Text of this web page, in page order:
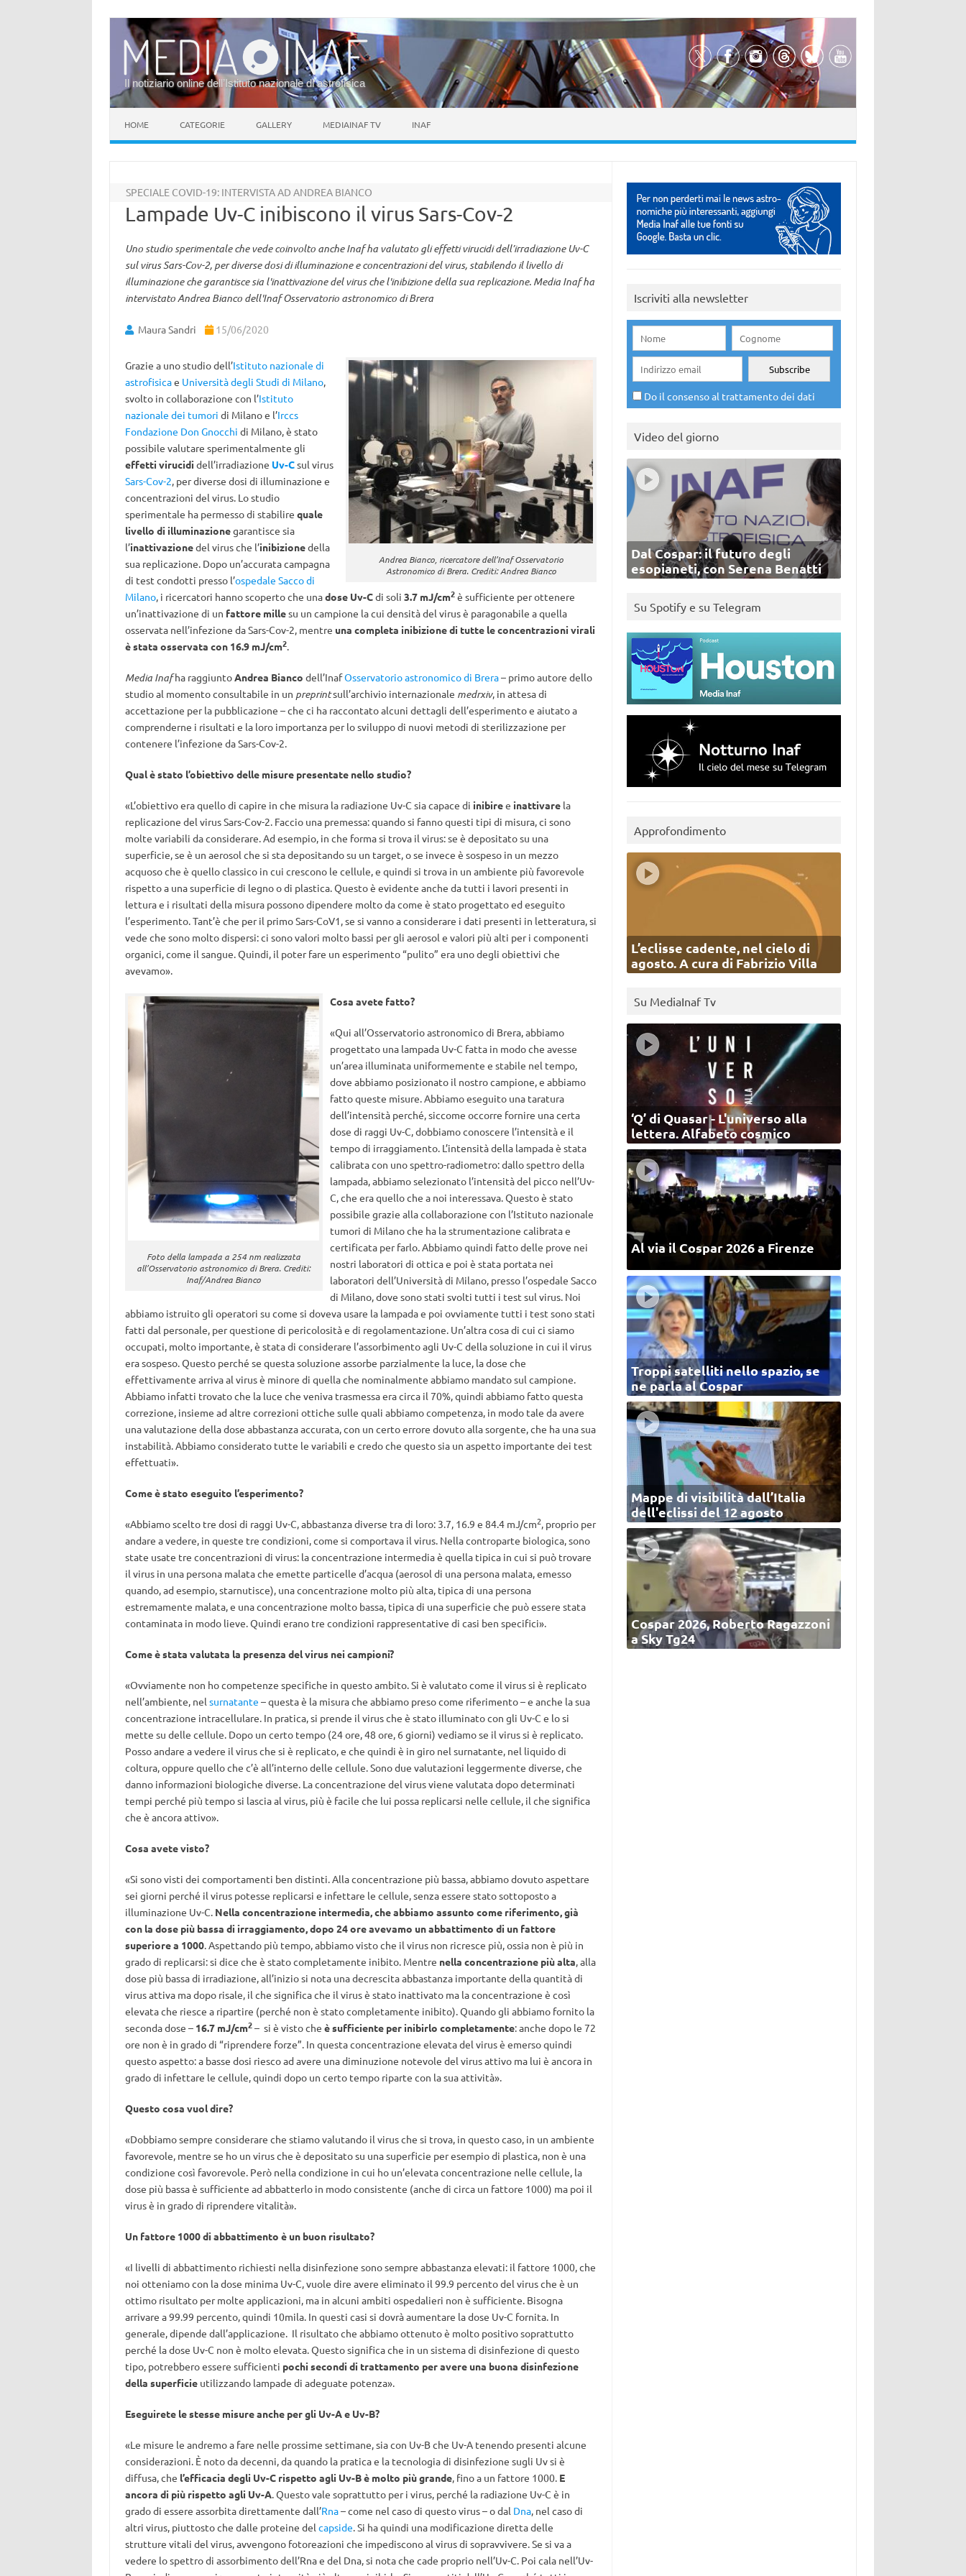
Il notiziario online dell’Istituto nazionale di astrofisica
HOME CATEGORIE GALLERY MEDIAINAF TV INAF
SPECIALE COVID-19: INTERVISTA AD ANDREA BIANCO
Lampade Uv-C inibiscono il virus Sars-Cov-2
Uno studio sperimentale che vede coinvolto anche Inaf ha valutato gli effetti virucidi dell’irradiazione Uv-C
sul virus Sars-Cov-2, per diverse dosi di illuminazione e concentrazioni del virus, stabilendo il livello di
illuminazione che garantisce sia l'inattivazione del virus che l'inibizione della sua replicazione. Media Inaf ha
intervistato Andrea Bianco dell'Inaf Osservatorio astronomico di Brera
Maura Sandri 15/06/2020
Andrea Bianco, ricercatore dell’Inaf Osservatorio
Astronomico di Brera. Crediti: Andrea Bianco
Grazie a uno studio dell’Istituto nazionale di
astrofisicae Università degli Studi di Milano,
svolto in collaborazione con l’Istituto
nazionale dei tumori di Milano e l’Irccs
Fondazione Don Gnocchi di Milano, è stato
possibile valutare sperimentalmente gli
effetti virucidi dell’irradiazione Uv-Csul virus
Sars-Cov-2, per diverse dosi di illuminazione e
concentrazioni del virus. Lo studio
sperimentale ha permesso di stabilire quale
livello di illuminazionegarantisce sia
l’inattivazionedel virus che l’inibizionedella
sua replicazione. Dopo un’accurata campagna
di test condotti presso l’ospedale Sacco di
Milano, i ricercatori hanno scoperto che unadose Uv-Cdi soli 3.7 mJ/cm2è sufficiente per ottenere
un’inattivazione di un fattore millesu un campione la cui densità del virus è paragonabile a quella
osservata nell’infezione da Sars-Cov-2, mentre una completa inibizione di tutte le concentrazioni virali
è stata osservata con 16.9 mJ/cm2.
Media Inafha raggiuntoAndrea Bianco dell’InafOsservatorio astronomico di Brera– primo autore dello
studio al momento consultabile in un preprintsull’archivio internazionale medrxiv, in attesa di
accettazione per la pubblicazione – che ci ha raccontato alcuni dettagli dell’esperimento e aiutato a
comprenderne i risultati e la loro importanza per lo sviluppo di nuovi metodi di sterilizzazione per
contenere l’infezione da Sars-Cov-2.
Qual è stato l’obiettivo delle misure presentate nello studio?
«L’obiettivo era quello di capire in che misura la radiazione Uv-C sia capace di inibiree inattivarela
replicazione del virus Sars-Cov-2. Faccio una premessa: quando si fanno questi tipi di misura, ci sono
molte variabili da considerare. Ad esempio, in che forma si trova il virus: se è depositato su una
superficie, se è un aerosol che si sta depositando su un target, o se invece è sospeso in un mezzo
acquoso che è quello classico in cui crescono le cellule, e quindi si trova in un ambiente più favorevole
rispetto a una superficie di legno o di plastica. Questo è evidente anche da tutti i lavori presenti in
lettura e i risultati della misura possono dipendere molto da come è stato progettato ed eseguito
l’esperimento. Tant’è che per il primo Sars-CoV1, se si vanno a considerare i dati presenti in letteratura, si
vede che sono molto dispersi: ci sono valori molto bassi per gli aerosol e valori più alti per i componenti
organici, come il sangue. Quindi, il poter fare un esperimento “pulito” era uno degli obiettivi che
avevamo».
Foto della lampada a 254 nm realizzata
all’Osservatorio astronomico di Brera. Crediti:
Inaf/Andrea Bianco
Cosa avete fatto?
«Qui all’Osservatorio astronomico di Brera, abbiamo
progettato una lampada Uv-C fatta in modo che avesse
un’area illuminata uniformemente e stabile nel tempo,
dove abbiamo posizionato il nostro campione, e abbiamo
fatto queste misure. Abbiamo eseguito una taratura
dell’intensità perché, siccome occorre fornire una certa
dose di raggi Uv-C, dobbiamo conoscere l’intensità e il
tempo di irraggiamento. L’intensità della lampada è stata
calibrata con uno spettro-radiometro: dallo spettro della
lampada, abbiamo selezionato l’intensità del picco nell’Uv-
C, che era quello che a noi interessava. Questo è stato
possibile grazie alla collaborazione con l’Istituto nazionale
tumori di Milano che ha la strumentazione calibrata e
certificata per farlo. Abbiamo quindi fatto delle prove nei
nostri laboratori di ottica e poi è stata portata nei
laboratori dell’Università di Milano, presso l’ospedale Sacco
di Milano, dove sono stati svolti tutti i test sul virus. Noi
abbiamo istruito gli operatori su come si doveva usare la lampada e poi ovviamente tutti i test sono stati
fatti dal personale, per questione di pericolosità e di regolamentazione. Un’altra cosa di cui ci siamo
occupati, molto importante, è stata di considerare l’assorbimento agli Uv-C della soluzione in cui il virus
era sospeso. Questo perché se questa soluzione assorbe parzialmente la luce, la dose che
effettivamente arriva al virus è minore di quella che nominalmente abbiamo mandato sul campione.
Abbiamo infatti trovato che la luce che veniva trasmessa era circa il 70%, quindi abbiamo fatto questa
correzione, insieme ad altre correzioni ottiche sulle quali abbiamo competenza, in modo tale da avere
una valutazione della dose abbastanza accurata, con un certo errore dovuto alla sorgente, che ha una sua
instabilità. Abbiamo considerato tutte le variabili e credo che questo sia un aspetto importante dei test
effettuati».
Come è stato eseguito l’esperimento?
«Abbiamo scelto tre dosi di raggi Uv-C, abbastanza diverse tra di loro: 3.7, 16.9 e 84.4 mJ/cm2, proprio per
andare a vedere, in queste tre condizioni, come si comportava il virus. Nella controparte biologica, sono
state usate tre concentrazioni di virus: la concentrazione intermedia è quella tipica in cui si può trovare
il virus in una persona malata che emette particelle d’acqua (aerosol di una persona malata, emesso
quando, ad esempio, starnutisce), una concentrazione molto più alta, tipica di una persona
estremamente malata, e una concentrazione molto bassa, tipica di una superficie che può essere stata
contaminata in modo lieve. Quindi erano tre condizioni rappresentative di casi ben specifici».
Come è stata valutata la presenza del virus nei campioni?
«Ovviamente non ho competenze specifiche in questo ambito. Si è valutato come il virus si è replicato
nell’ambiente, nel surnatante – questa è la misura che abbiamo preso come riferimento – e anche la sua
concentrazione intracellulare. In pratica, si prende il virus che è stato illuminato con gli Uv-C e lo si
mette su delle cellule. Dopo un certo tempo (24 ore, 48 ore, 6 giorni) vediamo se il virus si è replicato.
Posso andare a vedere il virus che si è replicato, e che quindi è in giro nel surnatante, nel liquido di
coltura, oppure quello che c’è all’interno delle cellule. Sono due valutazioni leggermente diverse, che
danno informazioni biologiche diverse. La concentrazione del virus viene valutata dopo determinati
tempi perché più tempo si lascia al virus, più è facile che lui possa replicarsi nelle cellule, il che significa
che è ancora attivo».
Cosa avete visto?
«Si sono visti dei comportamenti ben distinti. Alla concentrazione più bassa, abbiamo dovuto aspettare
sei giorni perché il virus potesse replicarsi e infettare le cellule, senza essere stato sottoposto a
illuminazione Uv-C. Nella concentrazione intermedia, che abbiamo assunto come riferimento, già
con la dose più bassa di irraggiamento, dopo 24 ore avevamo un abbattimento di un fattore
superiore a 1000. Aspettando più tempo, abbiamo visto che il virus non ricresce più, ossia non è più in
grado di replicarsi: si dice che è stato completamente inibito. Mentre nella concentrazione più alta, alla
dose più bassa di irradiazione, all’inizio si nota una decrescita abbastanza importante della quantità di
virus attiva ma dopo risale, il che significa che il virus è stato inattivato ma la concentrazione è così
elevata che riesce a ripartire (perché non è stato completamente inibito). Quando gli abbiamo fornito la
seconda dose – 16.7 mJ/cm2– si è visto che è sufficiente per inibirlo completamente: anche dopo le 72
ore non è in grado di “riprendere forze”. In questa concentrazione elevata del virus è emerso quindi
questo aspetto: a basse dosi riesco ad avere una diminuzione notevole del virus attivo ma lui è ancora in
grado di infettare le cellule, quindi dopo un certo tempo riparte con la sua attività».
Questo cosa vuol dire?
«Dobbiamo sempre considerare che stiamo valutando il virus che si trova, in questo caso, in un ambiente
favorevole, mentre se ho un virus che è depositato su una superficie per esempio di plastica, non è una
condizione così favorevole. Però nella condizione in cui ho un’elevata concentrazione nelle cellule, la
dose più bassa è sufficiente ad abbatterlo in modo consistente (anche di circa un fattore 1000) ma poi il
virus è in grado di riprendere vitalità».
Un fattore 1000 di abbattimento è un buon risultato?
«I livelli di abbattimento richiesti nella disinfezione sono sempre abbastanza elevati: il fattore 1000, che
noi otteniamo con la dose minima Uv-C, vuole dire avere eliminato il 99.9 percento del virus che è un
ottimo risultato per molte applicazioni, ma in alcuni ambiti ospedalieri non è sufficiente. Bisogna
arrivare a 99.99 percento, quindi 10mila. In questi casi si dovrà aumentare la dose Uv-C fornita. In
generale, dipende dall’applicazione. Il risultato che abbiamo ottenuto è molto positivo soprattutto
perché la dose Uv-C non è molto elevata. Questo significa che in un sistema di disinfezione di questo
tipo, potrebbero essere sufficienti pochi secondi di trattamento per avere una buona disinfezione
della superficieutilizzando lampade di adeguate potenza».
Eseguirete le stesse misure anche per gli Uv-A e Uv-B?
«Le misure le andremo a fare nelle prossime settimane, sia con Uv-B che Uv-A tenendo presenti alcune
considerazioni. È noto da decenni, da quando la pratica e la tecnologia di disinfezione sugli Uv si è
diffusa, che l’efficacia degli Uv-C rispetto agli Uv-B è molto più grande, fino a un fattore 1000. E
ancora di più rispetto agli Uv-A. Questo vale soprattutto per i virus, perché la radiazione Uv-C è in
grado di essere assorbita direttamente dall’Rna– come nel caso di questo virus – o dal Dna, nel caso di
altri virus, piuttosto che dalle proteine del capside. Si ha quindi una modificazione diretta delle
strutture vitali del virus, avvengono fotoreazioni che impediscono al virus di sopravvivere. Se si va a
vedere lo spettro di assorbimento dell’Rna e del Dna, si nota che cade proprio nell’Uv-C. Poi cala nell’Uv-
Iscriviti alla newsletter
Do il consenso al trattamento dei dati
Video del giorno
Dal Cospar: il futuro degli
esopianeti, con Serena Benatti
Su Spotify e su Telegram
Approfondimento
L’eclisse cadente, nel cielo di
agosto. A cura di Fabrizio Villa
Su MediaInaf Tv
‘Q’ di Quasar - L'universo alla
lettera. Alfabeto cosmico
Al via il Cospar 2026 a Firenze
Troppi satelliti nello spazio, se
ne parla al Cospar
Mappe di visibilità dall’Italia
dell'eclissi del 12 agosto
Cospar 2026, Roberto Ragazzoni
a Sky Tg24